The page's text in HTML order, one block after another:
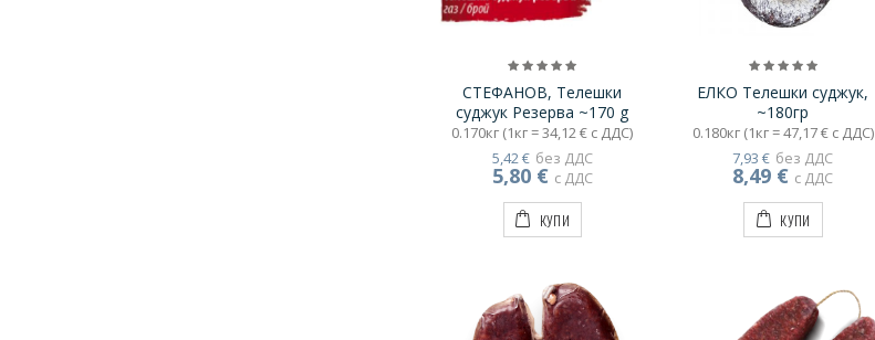
СТЕФАНОВ, Телешки
суджук Резерва ~170 g
0.170кг (1кг = 34,12 € с ДДС)
без ДДС
5,42 €
с ДДС
5,80 €
КУПИ
ЕЛКО Телешки суджук,
~180гр
0.180кг (1кг = 47,17 € с ДДС)
без ДДС
7,93 €
с ДДС
8,49 €
КУПИ